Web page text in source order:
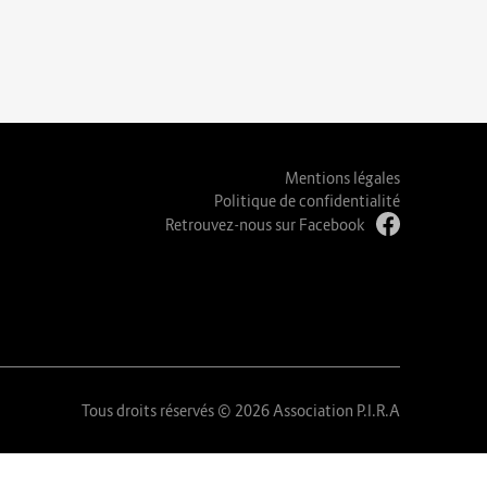
Mentions légales
Politique de confidentialité
Retrouvez-nous sur Facebook
Tous droits réservés © 2026 Association P.I.R.A